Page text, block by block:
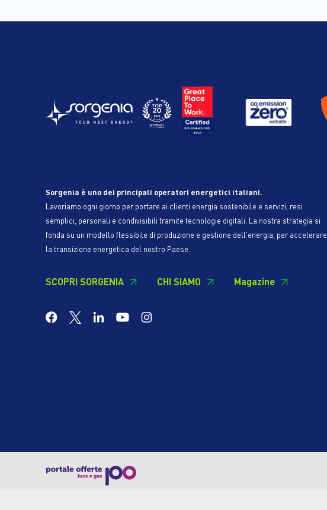
Sorgenia è uno dei principali operatori energetici italiani.
Lavoriamo ogni giorno per portare ai clienti energia sostenibile e servizi, resi
semplici, personali e condivisibili tramite tecnologie digitali. La nostra strategia si
fonda su un modello flessibile di produzione e gestione dell'energia, per accelerare
la transizione energetica del nostro Paese.
SCOPRI SORGENIA CHI SIAMO Magazine